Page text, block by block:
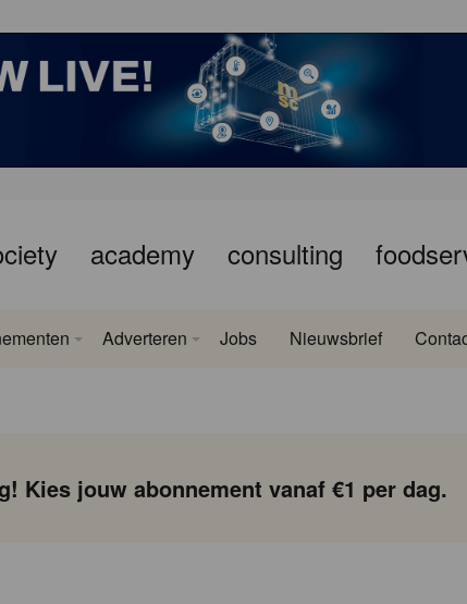
academy consulting
Adverteren Jobs Nieuwsbrief
Kies jouw abonnement vanaf €1 per dag.